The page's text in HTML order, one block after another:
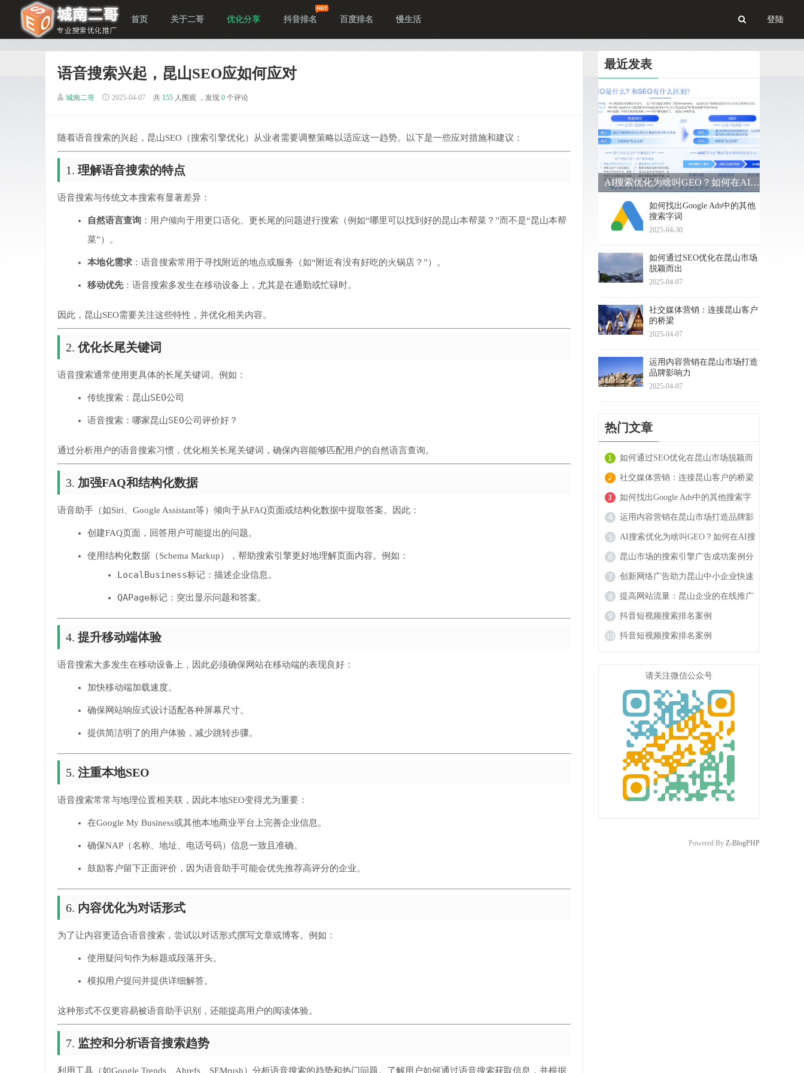
首页 关于二哥 优化分享 抖音排名 百度排名 慢生活 登陆
语音搜索兴起，昆山SEO应如何应对
城南二哥 2025-04-07 共 155 人围观 ，发现 0 个评论
随着语音搜索的兴起，昆山SEO（搜索引擎优化）从业者需要调整策略以适应这一趋势。以下是一些应对措施和建议：
1. 理解语音搜索的特点
语音搜索与传统文本搜索有显著差异：
自然语言查询 ：用户倾向于用更口语化、更长尾的问题进行搜索（例如“哪里可以找到好的昆山本帮菜？”而不是“昆山本帮
菜”）。
本地化需求：语音搜索常用于寻找附近的地点或服务（如“附近有没有好吃的火锅店？”）。
移动优先：语音搜索多发生在移动设备上，尤其是在通勤或忙碌时。
因此，昆山SEO需要关注这些特性，并优化相关内容。
2. 优化长尾关键词
语音搜索通常使用更具体的长尾关键词。例如：
传统搜索： 昆山SEO公司
语音搜索： 哪家昆山SEO公司评价好？
通过分析用户的语音搜索习惯，优化相关长尾关键词，确保内容能够匹配用户的自然语言查询。
3. 加强FAQ和结构化数据
语音助手（如Siri、Google Assistant等）倾向于从FAQ页面或结构化数据中提取答案。因此：
创建FAQ页面，回答用户可能提出的问题。
使用结构化数据（Schema Markup），帮助搜索引擎更好地理解页面内容。例如：
LocalBusiness标记：描述企业信息。
QAPage标记：突出显示问题和答案。
4. 提升移动端体验
语音搜索大多发生在移动设备上，因此必须确保网站在移动端的表现良好：
加快移动端加载速度。
确保网站响应式设计适配各种屏幕尺寸。
提供简洁明了的用户体验，减少跳转步骤。
5. 注重本地SEO
语音搜索常常与地理位置相关联，因此本地SEO变得尤为重要：
在Google My Business或其他本地商业平台上完善企业信息。
确保NAP（名称、地址、电话号码）信息一致且准确。
鼓励客户留下正面评价，因为语音助手可能会优先推荐高评分的企业。
6. 内容优化为对话形式
为了让内容更适合语音搜索，尝试以对话形式撰写文章或博客。例如：
使用疑问句作为标题或段落开头。
模拟用户提问并提供详细解答。
这种形式不仅更容易被语音助手识别，还能提高用户的阅读体验。
7. 监控和分析语音搜索趋势
利用工具（如Google Trends、Ahrefs、SEMrush）分析语音搜索的趋势和热门问题。了解用户如何通过语音搜索获取信息，并根据
最近发表
AI搜索优化为啥叫GEO？如何在AI搜索中获得排名？
如何找出Google Ads中的其他
搜索字词
2025-04-30
如何通过SEO优化在昆山市场
脱颖而出
2025-04-07
社交媒体营销：连接昆山客户
的桥梁
2025-04-07
运用内容营销在昆山市场打造
品牌影响力
2025-04-07
热门文章
如何通过SEO优化在昆山市场脱颖而
出
社交媒体营销：连接昆山客户的桥梁
如何找出Google Ads中的其他搜索字
词
运用内容营销在昆山市场打造品牌影
响力
AI搜索优化为啥叫GEO？如何在AI搜
索中获得排名？
昆山市场的搜索引擎广告成功案例分
析
创新网络广告助力昆山中小企业快速
成长
提高网站流量：昆山企业的在线推广
秘籍
抖音短视频搜索排名案例
抖音短视频搜索排名案例
请关注微信公众号
Powered By Z-BlogPHP